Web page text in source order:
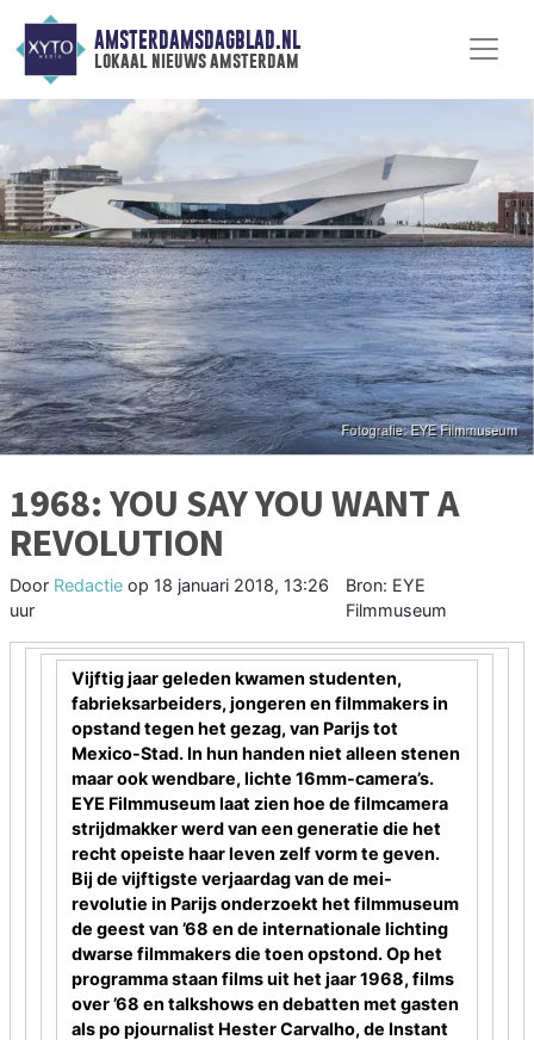
AMSTERDAMSDAGBLAD.NL
lokaal nieuws amsterdam
1968: YOU SAY YOU WANT A
REVOLUTION
Door Redactie op 18 januari 2018, 13:26
uur
Bron: EYE
Filmmuseum
Vijftig jaar geleden kwamen studenten,
fabrieksarbeiders, jongeren en filmmakers in
opstand tegen het gezag, van Parijs tot
Mexico-Stad. In hun handen niet alleen stenen
maar ook wendbare, lichte 16mm-camera’s.
EYE Filmmuseum laat zien hoe de filmcamera
strijdmakker werd van een generatie die het
recht opeiste haar leven zelf vorm te geven.
Bij de vijftigste verjaardag van de mei-
revolutie in Parijs onderzoekt het filmmuseum
de geest van ’68 en de internationale lichting
dwarse filmmakers die toen opstond. Op het
programma staan films uit het jaar 1968, films
over ’68 en talkshows en debatten met gasten
als po pjournalist Hester Carvalho, de Instant